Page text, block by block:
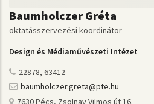
Baumholczer Gréta
oktatásszervezési koordinátor
Design és Médiaművészeti Intézet
22878, 63412
baumholczer.greta@pte.hu
7630 Pécs, Zsolnay Vilmos út 16.